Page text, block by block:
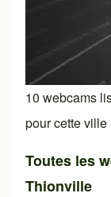
10 webcams
pour cette ville
Toutes les
Thionville